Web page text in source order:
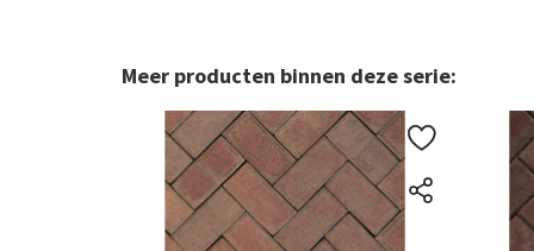
Meer producten binnen deze serie: